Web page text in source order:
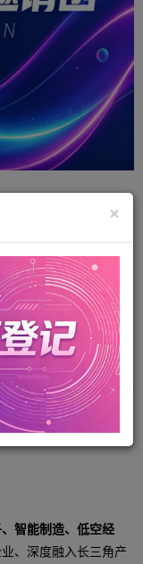
，产业配套完善、市
量市场、完善供应链
及电子元器件展览会
”参展企业，延伸展会
接“最后一公里”，助
划组织企业赴江苏开
苏专场采购对接会，搭
平台。现将相关事宜
智能制造、低空经
、深度融入长三角产
×